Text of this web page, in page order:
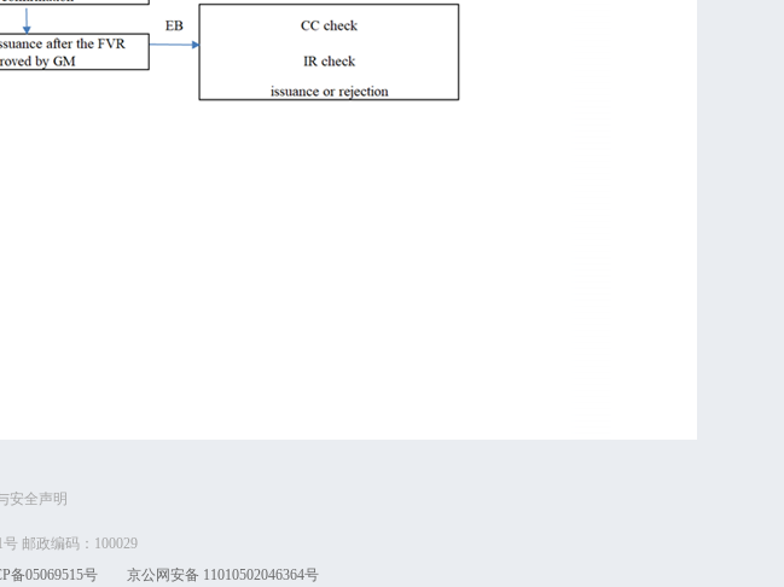
安全声明
邮政编码：100029
备05069515号 京公网安备 11010502046364号